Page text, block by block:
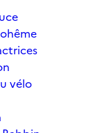
vélo